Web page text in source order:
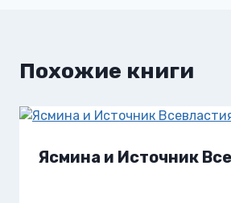
Похожие книги
Ясмина и Источник